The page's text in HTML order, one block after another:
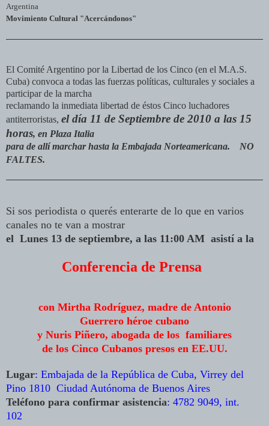
Argentina
Movimiento Cultural "Acercándonos"
El Comité Argentino por la Libertad de los Cinco (en el M.A.S.
Cuba) convoca a todas las fuerzas políticas, culturales y sociales a
participar de la marcha
reclamando la inmediata libertad de éstos Cinco luchadores
antiterroristas, el día 11 de Septiembre de 2010 a las 15
horas, en Plaza Italia
para de allí marchar hasta la Embajada Norteamericana. NO
FALTES.
Si sos periodista o querés enterarte de lo que en varios
canales no te van a mostrar
el Lunes 13 de septiembre, a las 11:00 AM asistí a la
Conferencia de Prensa
con Mirtha Rodríguez, madre de Antonio
Guerrero héroe cubano
y Nuris Piñero, abogada de los familiares
de los Cinco Cubanos presos en EE.UU.
Lugar: Embajada de la República de Cuba, Virrey del
Pino 1810 Ciudad Autónoma de Buenos Aires
Teléfono para confirmar asistencia: 4782 9049, int.
102